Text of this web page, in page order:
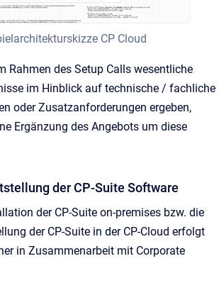
CP Cloud
Rahmen des Setup Calls wesentliche
im Hinblick auf technische / fachliche
oder Zusatzanforderungen ergeben,
Ergänzung des Angebots um diese
der CP-Suite Software
der CP-Suite on-premises bzw. die
der CP-Suite in der CP-Cloud erfolgt
in Zusammenarbeit mit Corporate